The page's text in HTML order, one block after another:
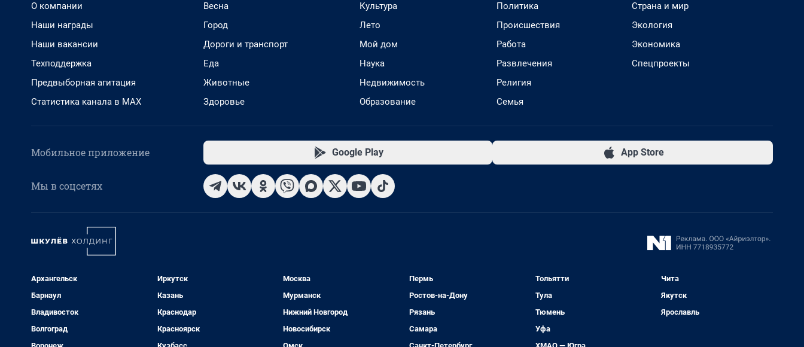
О компании
Наши награды
Наши вакансии
Техподдержка
Предвыборная агитация
Статистика канала в MAX
Весна
Город
Дороги и транспорт
Еда
Животные
Здоровье
Культура
Лето
Мой дом
Наука
Недвижимость
Образование
Политика
Происшествия
Работа
Развлечения
Религия
Семья
Страна и мир
Экология
Экономика
Спецпроекты
Мобильное приложение Google Play App Store
Мы в соцсетях
Архангельск
Барнаул
Владивосток
Волгоград
Иркутск
Казань
Краснодар
Красноярск
Москва
Мурманск
Нижний Новгород
Новосибирск
Пермь
Ростов-на-Дону
Рязань
Самара
Тольятти
Тула
Тюмень
Уфа
Чита
Якутск
Ярославль